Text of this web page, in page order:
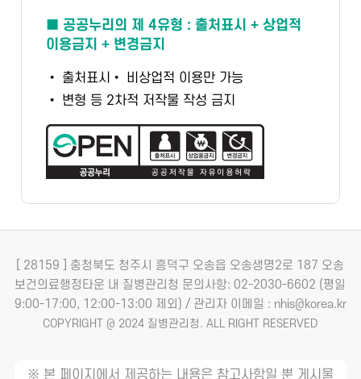
■ 공공누리의 제 4유형 : 출처표시 + 상업적
이용금지 + 변경금지
• 출처표시 • 비상업적 이용만 가능
• 변형 등 2차적 저작물 작성 금지
[ 28159 ] 충청북도 청주시 흥덕구 오송읍 오송생명2로 187 오송
보건의료행정타운 내 질병관리청 문의사항: 02-2030-6602 (평일
9:00-17:00, 12:00-13:00 제외) / 관리자 이메일 : nhis@korea.kr
COPYRIGHT @ 2024 질병관리청. ALL RIGHT RESERVED
※ 본 페이지에서 제공하는 내용은 참고사항일 뿐 게시물